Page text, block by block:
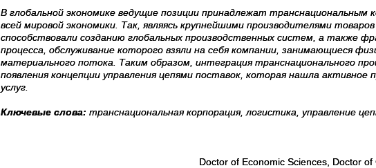
В глобальной экономике ведущие позиции принадлежат
всей мировой экономики. Так, являясь крупнейшими производителями
способствовали созданию глобальных производственных систем, а также
процесса, обслуживание которого взяли на себя компании, занимающиеся
материального потока. Таким образом, интеграция транснационального
появления концепции управления цепями поставок, которая нашла активное
услуг.
Ключевые слова: транснациональная корпорация, логистика, управление
Doctor of Economic Sciences, Doctor